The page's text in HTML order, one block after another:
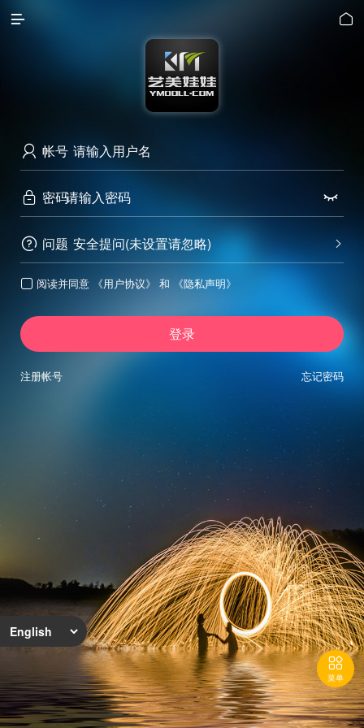
 
 帐号
 密码 
 问题 
安全提问(未设置请忽略)
 阅读并同意 《用户协议》 和 《隐私声明》
登录
忘记密码
注册帐号

菜单